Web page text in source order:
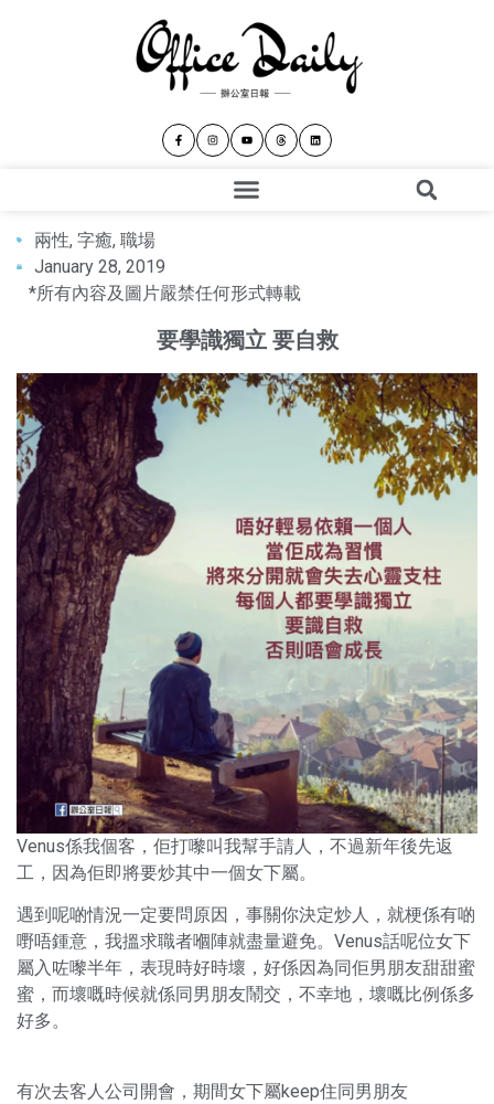
兩性, 字癒, 職場
January 28, 2019
*所有內容及圖片嚴禁任何形式轉載
要學識獨立 要自救
Venus係我個客，佢打嚟叫我幫手請人，不過新年後先返
工，因為佢即將要炒其中一個女下屬。
遇到呢啲情況一定要問原因，事關你決定炒人，就梗係有啲
嘢唔鍾意，我搵求職者嗰陣就盡量避免。Venus話呢位女下
屬入咗嚟半年，表現時好時壞，好係因為同佢男朋友甜甜蜜
蜜，而壞嘅時候就係同男朋友鬧交，不幸地，壞嘅比例係多
好多。
有次去客人公司開會，期間女下屬keep住同男朋友